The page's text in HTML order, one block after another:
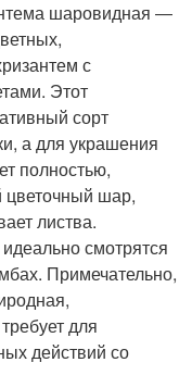
шаровидная ―
с
Этот
сорт
а для украшения
полностью,
цветочный шар,
листва.
смотрятся
Примечательно,
для
действий со